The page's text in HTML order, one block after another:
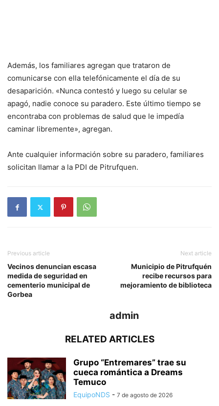
Además, los familiares agregan que trataron de
comunicarse con ella telefónicamente el día de su
desaparición. «Nunca contestó y luego su celular se
apagó, nadie conoce su paradero. Este último tiempo se
encontraba con problemas de salud que le impedía
caminar libremente», agregan.
Ante cualquier información sobre su paradero, familiares
solicitan llamar a la PDI de Pitrufquen.
Previous article
Vecinos denuncian escasa
medida de seguridad en
cementerio municipal de
Gorbea
Next article
Municipio de Pitrufquén
recibe recursos para
mejoramiento de biblioteca
admin
RELATED ARTICLES
Grupo “Entremares” trae su
cueca romántica a Dreams
Temuco
EquipoNDS - 7 de agosto de 2026